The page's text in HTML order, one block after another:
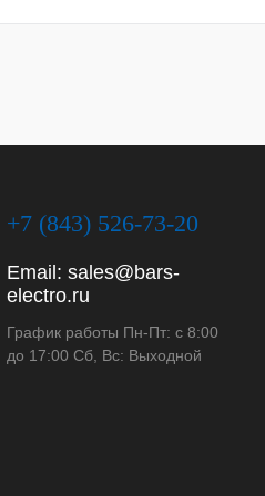
+7 (843) 526-73-20
Email: sales@bars-
electro.ru
График работы Пн-Пт: с 8:00
до 17:00 Сб, Вс: Выходной